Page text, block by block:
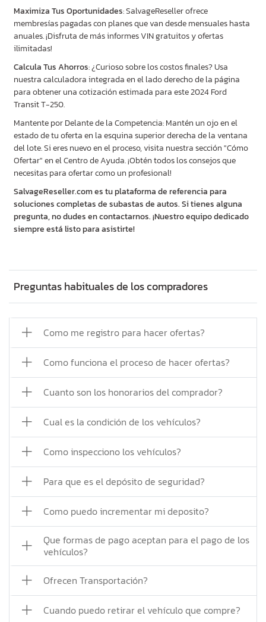
Preguntas habituales de los compradores
Como me registro para hacer ofertas?
Como funciona el proceso de hacer ofertas?
Cuanto son los honorarios del comprador?
Cual es la condición de los vehículos?
Como inspecciono los vehículos?
Para que es el depósito de seguridad?
Como puedo incrementar mi deposito?
Que formas de pago aceptan para el pago de los
vehículos?
Ofrecen Transportación?
Cuando puedo retirar el vehículo que compre?
Maximiza Tus Oportunidades: SalvageReseller ofrece
membresías pagadas con planes que van desde mensuales hasta
anuales. ¡Disfruta de más informes VIN gratuitos y ofertas
ilimitadas!
Calcula Tus Ahorros: ¿Curioso sobre los costos finales? Usa
nuestra calculadora integrada en el lado derecho de la página
para obtener una cotización estimada para este 2024 Ford
Transit T-250.
Mantente por Delante de la Competencia: Mantén un ojo en el
estado de tu oferta en la esquina superior derecha de la ventana
del lote. Si eres nuevo en el proceso, visita nuestra sección "Cómo
Ofertar" en el Centro de Ayuda. ¡Obtén todos los consejos que
necesitas para ofertar como un profesional!
SalvageReseller.com es tu plataforma de referencia para
soluciones completas de subastas de autos. Si tienes alguna
pregunta, no dudes en contactarnos. ¡Nuestro equipo dedicado
siempre está listo para asistirte!